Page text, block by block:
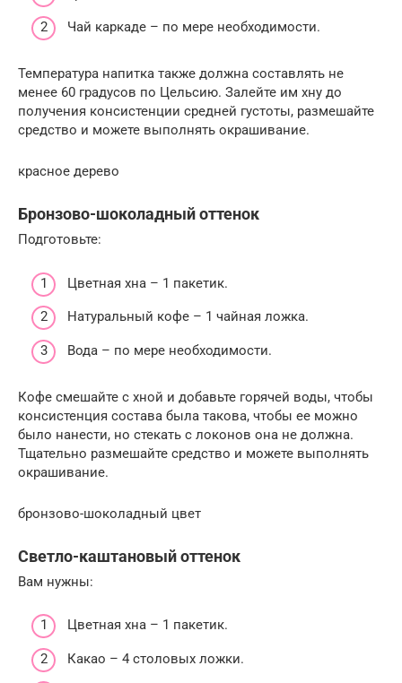
Чай каркаде – по мере необходимости.
Температура напитка также должна составлять не
менее 60 градусов по Цельсию. Залейте им хну до
получения консистенции средней густоты, размешайте
средство и можете выполнять окрашивание.
красное дерево
Бронзово-шоколадный оттенок
Подготовьте:
Цветная хна – 1 пакетик.
Натуральный кофе – 1 чайная ложка.
Вода – по мере необходимости.
Кофе смешайте с хной и добавьте горячей воды, чтобы
консистенция состава была такова, чтобы ее можно
было нанести, но стекать с локонов она не должна.
Тщательно размешайте средство и можете выполнять
окрашивание.
бронзово-шоколадный цвет
Светло-каштановый оттенок
Вам нужны:
Цветная хна – 1 пакетик.
Какао – 4 столовых ложки.